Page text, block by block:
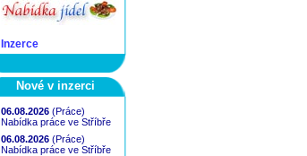
Inzerce
Nové v inzerci
06.08.2026 (Práce)
Nabídka práce ve Stříbře
06.08.2026 (Práce)
Nabídka práce ve Stříbře